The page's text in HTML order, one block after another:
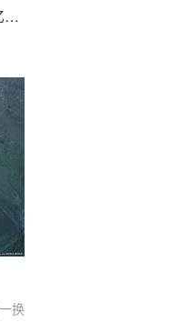
688‘3’47，20%封板！成交超70亿元！A股超级赛道，涨停潮！
换